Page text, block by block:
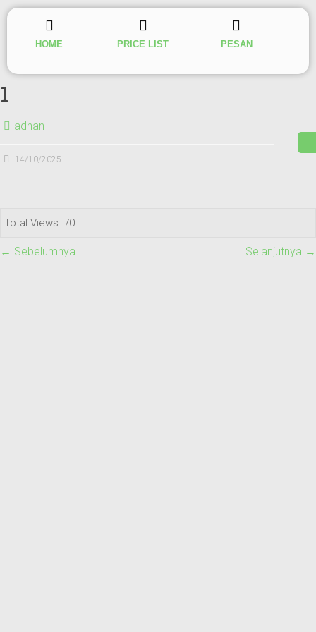
HOME PRICE LIST PESAN
1
adnan
14/10/2025
Total Views: 70
← Sebelumnya Selanjutnya →